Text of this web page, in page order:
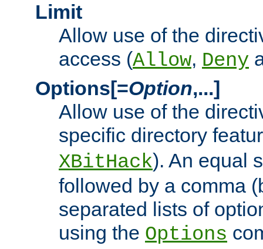
Limit
Allow use of the
access (Allow, Deny
Options[=Option,...]
Allow use of the
specific directory
XBitHack). An equal
followed by a comma
separated lists of
using the Options